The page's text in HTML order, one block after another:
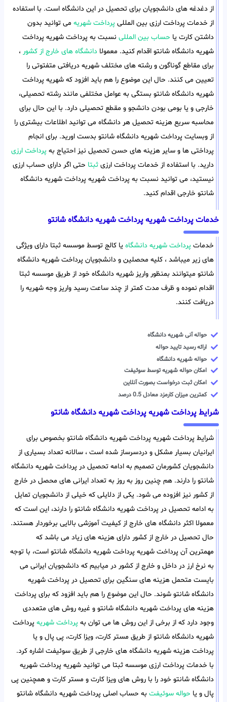
از دغدغه های دانشجویان برای تحصیل در این دانشگاه است. با استفاده
از خدمات پرداخت ارزی بین المللی پرداخت شهریه می توانید بدون
داشتن کارت یا حساب بین المللی نسبت به پرداخت شهریه پرداخت
شهریه دانشگاه شانتو اقدام کنید. معمولا دانشگاه های خارج از کشور ،
برای مقاطع گوناگون و رشته های مختلف شهریه دریافتی متفتوتی را
تعیین می کنند. حال این موضوع را هم باید افزود که شهریه پرداخت
شهریه دانشگاه شانتو بستگی به عوامل مختلفی مانند رشته تحصیلی،
خارجی و یا بومی بودن دانشجو و مقطع تحصیلی دارد. با این حال برای
محاسبه سریع هزینه تحصیل هر دانشگاه می توانید اطلاعات بیشتری را
از وبسایت پرداخت شهریه دانشگاه شانتو بدست اورید. برای انجام
پرداختی ها و سایر هزینه های حسن تحصیل نیز احتیاج به پرداخت ارزی
دارید. با استفاده از خدمات پرداخت ارزی ثبتا حتی اگر دارای حساب ارزی
نیستید، می توانید نسبت به پرداخت شهریه پرداخت شهریه دانشگاه
شانتو خارجی اقدام کنید.
خدمات پرداخت شهریه پرداخت شهریه دانشگاه شانتو
خدمات پرداخت شهریه دانشگاه یا کالج توسط موسسه ثبتا دارای ویژگی
های زیر میباشد ، کلیه محصلین و دانشجویان پرداخت شهریه دانشگاه
شانتو میتوانند بمنظور واریز شهریه دانشگاه خود از طریق موسسه ثبتا
اقدام نموده و ظرف مدت کمتر از چند ساعت رسید واریز وجه شهریه را
دریافت کنند.
حواله آنی شهریه دانشگاه
ارائه رسید تایید حواله
حواله شهریه دانشگاه
امکان حواله شهریه توسط سوئیفت
امکان ثبت درخواست بصورت آنلاین
کمترین میزان کارمزد معادل 0.5 درصد
شرایط پرداخت شهریه پرداخت شهریه دانشگاه شانتو
شرایط پرداخت شهریه پرداخت شهریه دانشگاه شانتو بخصوص برای
ایرانیان بسیار مشکل و دردسرساز شده است ، سالانه تعداد بسیاری از
دانشجویان کشورمان تصمیم به ادامه تحصیل در پرداخت شهریه دانشگاه
شانتو را دارند. هم چنین روز به روز به تعداد ایرانی های محصل در خارج
از کشور نیز افزوده می شود. یکی از دلایلی که خیلی از دانشجویان تمایل
به ادامه تحصیل در پرداخت شهریه دانشگاه شانتو را دارند، این است که
معمولا اکثر دانشگاه های خارج از کیفیت آموزشی بالایی برخوردار هستند.
حال تحصیل در خارج از کشور دارای هزینه های زیاد می باشد که
مهمترین آن پرداخت شهریه پرداخت شهریه دانشگاه شانتو است، با توجه
به نرخ ارز در داخل و خارج از کشور در میابیم که دانشجویان ایرانی می
بایست متحمل هزینه های سنگین برای تحصیل در پرداخت شهریه
دانشگاه شانتو شوند. حال این موضوع را هم باید افزود که برای پرداخت
هزینه های پرداخت شهریه دانشگاه شانتو و غیره روش های متعددی
وجود دارد که از برخی از این روش ها می توان به پرداخت شهریه پرداخت
شهریه دانشگاه شانتو از طریق مستر کارت، ویزا کارت، پی پال و یا
پرداخت هزینه شهریه دانشگاه های خارجی از طریق سوئیفت اشاره کرد.
با خدمات پرداخت ارزی موسسه ثبتا می توانید شهریه پرداخت شهریه
دانشگاه شانتو خود را با روش های ویزا کارت و مستر کارت و همچنین پی
پال و یا حواله سوئیفت به حساب اصلی پرداخت شهریه دانشگاه شانتو